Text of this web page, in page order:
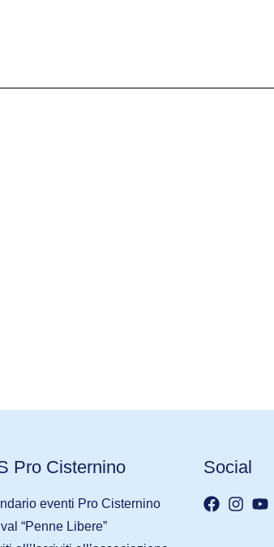
Pro Cisternino
eventi Pro Cisternino
“Penne Libere”
Social